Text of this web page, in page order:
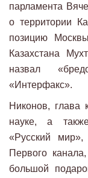
парламента
о территории
позицию
Казахстана
назвал
«Интерфакс».
Никонов, глава
науке, а
«Русский
Первого
большой